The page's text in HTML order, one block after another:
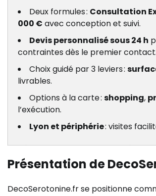
Deux formules : Consultation
000 € avec conception et suivi.
Devis personnalisé sous 24 h
contraintes dès le premier contact.
Choix guidé par 3 leviers :
livrables.
Options à la carte : shopping,
l’exécution.
Lyon et périphérie: visites
Présentation de
DecoSerotonine.fr se positionne